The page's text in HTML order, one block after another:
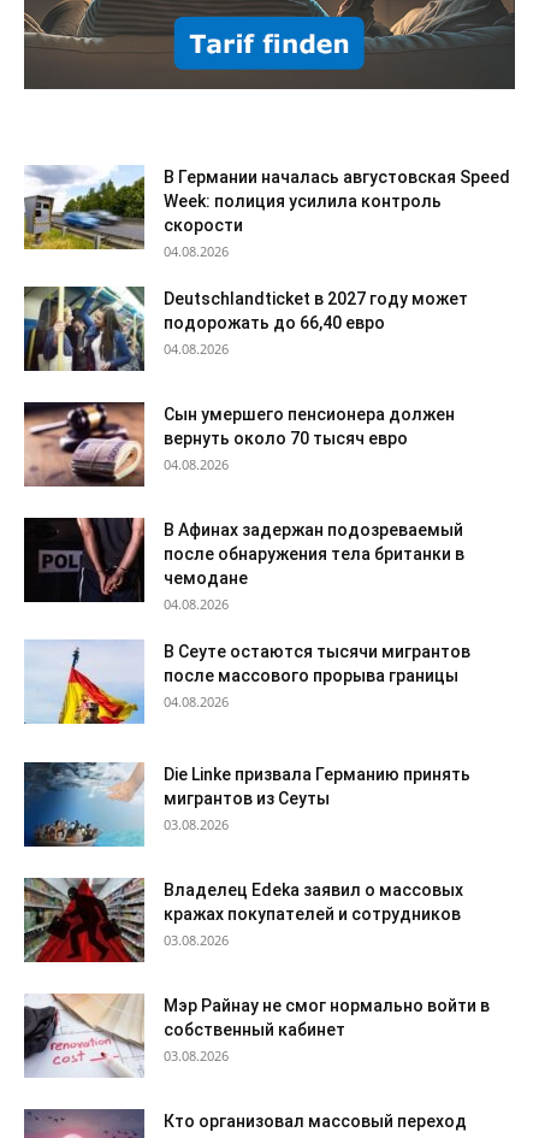
В Германии началась августовская Speed
Week: полиция усилила контроль
скорости
04.08.2026
Deutschlandticket в 2027 году может
подорожать до 66,40 евро
04.08.2026
Сын умершего пенсионера должен
вернуть около 70 тысяч евро
04.08.2026
В Афинах задержан подозреваемый
после обнаружения тела британки в
чемодане
04.08.2026
В Сеуте остаются тысячи мигрантов
после массового прорыва границы
04.08.2026
Die Linke призвала Германию принять
мигрантов из Сеуты
03.08.2026
Владелец Edeka заявил о массовых
кражах покупателей и сотрудников
03.08.2026
Мэр Райнау не смог нормально войти в
собственный кабинет
03.08.2026
Кто организовал массовый переход